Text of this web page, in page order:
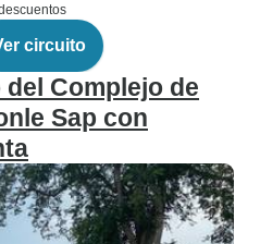
circuito
Complejo de
Sap con